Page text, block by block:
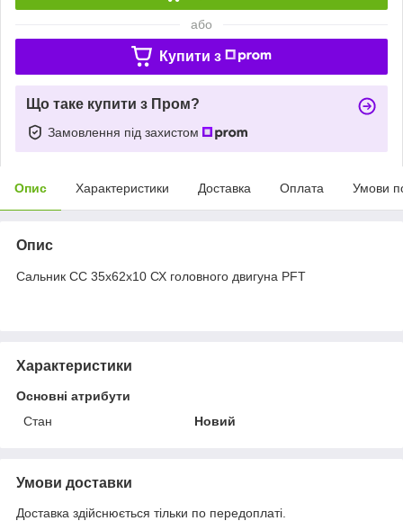
або
Купити з
Що таке купити з Пром?
Замовлення під захистом
Опис Характеристики Доставка Оплата Умови
Опис
Сальник СС 35х62х10 СХ головного двигуна PFT
Характеристики
Основні атрибути
Стан
Новий
Умови доставки
Доставка здійснюється тільки по передоплаті.